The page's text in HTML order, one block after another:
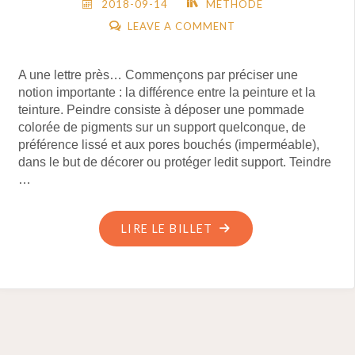
2018-09-14
MÉTHODE
LEAVE A COMMENT
A une lettre près… Commençons par préciser une
notion importante : la différence entre la peinture et la
teinture. Peindre consiste à déposer une pommade
colorée de pigments sur un support quelconque, de
préférence lissé et aux pores bouchés (imperméable),
dans le but de décorer ou protéger ledit support. Teindre
…
LIRE LE BILLET
"PEINTURE
ET